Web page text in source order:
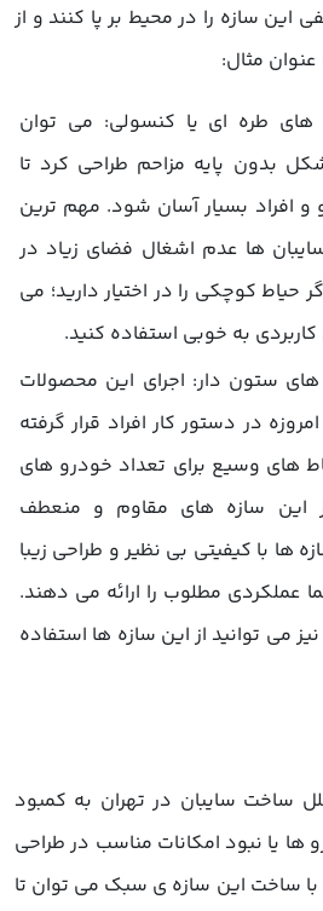
این سازه را در محیط بر پا کنند و از
مثال:
های طره ای یا کنسولی: می توان
بدون پایه مزاحم طراحی کرد تا
افراد بسیار آسان شود. مهم ترین
ها عدم اشغال فضای زیاد در
حیاط کوچکی را در اختیار دارید؛ می
کاربردی به خوبی استفاده کنید.
ستون دار: اجرای این محصولات
در دستور کار افراد قرار گرفته
های وسیع برای تعداد خودرو های
این سازه های مقاوم و منعطف
ها با کیفیتی بی نظیر و طراحی زیبا
مطلوب را ارائه می دهند.
می توانید از این سازه ها استفاده
ساخت سایبان در تهران به کمبود
یا نبود امکانات مناسب در طراحی
ساخت این سازه ی سبک می توان تا